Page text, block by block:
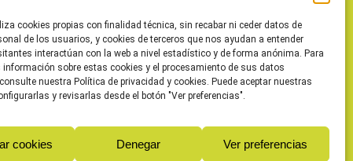
cookies propias con finalidad técnica, sin recabar ni ceder datos de
de los usuarios, y cookies de terceros que nos ayudan a entender
interactúan con la web a nivel estadístico y de forma anónima. Para
información sobre estas cookies y el procesamiento de sus datos
nuestra Política de privacidad y cookies. Puede aceptar nuestras
y revisarlas desde el botón "Ver preferencias".
cookies Denegar Ver preferencias